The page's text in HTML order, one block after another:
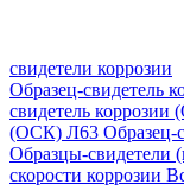
свидетели коррозии
Образец-свидетель
свидетель
(ОСК) Л63 Образец-
Образцы-свидетели
скорости коррозии